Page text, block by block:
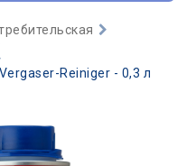
Reiniger - 0,3 л